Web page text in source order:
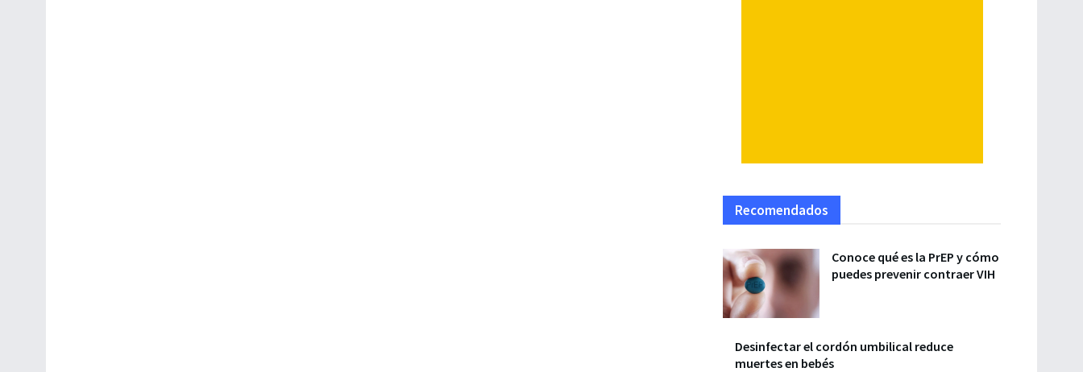
Recomendados
Conoce qué es la PrEP y cómo
puedes prevenir contraer VIH
Desinfectar el cordón umbilical reduce
muertes en bebés